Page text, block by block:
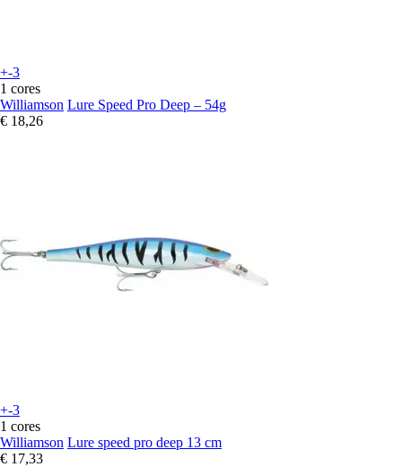
+-3
1 cores
Williamson Lure Speed Pro Deep – 54g
€ 18,26
+-3
1 cores
Williamson Lure speed pro deep 13 cm
€ 17,33